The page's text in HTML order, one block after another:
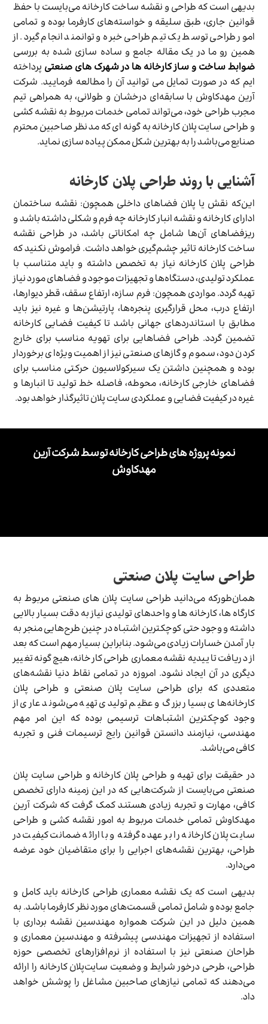
بدیهی است که طراحی و نقشه ساخت کارخانه می‌بایست با حفظ
قوانین جاری، طبق سلیقه و خواسته‌های کارفرما بوده و تمامی
امور طراحی توسط یک تیم طراحی خبره و توانمند انجام گیرد. از
همین رو ما در یک مقاله جامع و ساده سازی شده به بررسی
ضوابط ساخت و ساز کارخانه ها در شهرک های صنعتی پرداخته
ایم که در صورت تمایل می توانید آن را مطالعه فرمایید. شرکت
آرین مهدکاوش با سابقه‌ای درخشان و طولانی، به همراهی تیم
مجرب طراحی خود، می‌تواند تمامی خدمات مربوط به نقشه کشی
و طراحی سایت پلان کارخانه به گونه ای که مد نظر صاحبین محترم
صنایع می‌باشد را به بهترین شکل ممکن پیاده سازی نماید.
آشنایی با روند طراحی پلان کارخانه
این‌که نقش یا پلان فضاهای داخلی همچون: نقشه ساختمان
ادارای کارخانه و نقشه انبار کارخانه چه فرم و شکلی داشته باشد و
ریزفضاهای آن‌ها شامل چه امکاناتی باشد، در طراحی نقشه
ساخت کارخانه تاثیر چشم‌گیری خواهد داشت. فراموش نکنید که
طراحی پلان کارخانه نیاز به تخصص داشته و باید متناسب با
عملکرد تولیدی، دستگاه‌ها و تجهیزات موجود و فضاهای مورد نیاز
تهیه گردد. مواردی همچون: فرم سازه، ارتفاع سقف، قطر دیوارها،
ارتفاع درب، محل قرارگیری پنجره‌ها، پارتیشن‌ها و غیره نیز باید
مطابق با استاندردهای جهانی باشد تا کیفیت فضایی کارخانه
تضمین گردد. طراحی فضاهایی برای تهویه مناسب برای خارج
کردن دود، سموم و گازهای صنعتی نیز از اهمیت ویژه‌ای برخوردار
بوده و همچنین داشتن یک سیرکولاسیون حرکتی مناسب برای
فضاهای خارجی کارخانه، محوطه، فاصله خط تولید تا انبارها و
غیره در کیفیت فضایی و عملکردی سایت پلان تاثیرگذار خواهد بود.
نمونه پروژه های طراحی کارخانه توسط شرکت آرین
مهدکاوش
طراحی سایت پلان صنعتی
همان‌طورکه می‌دانید طراحی سایت پلان های صنعتی مربوط به
کارگاه ها، کارخانه ها و واحدهای تولیدی نیاز به دقت بسیار بالایی
داشته و وجود حتی کوچکترین اشتباه در چنین طرح‌هایی منجر به
بار آمدن خسارات زیادی می‌شود. بنابراین بسیار مهم است که بعد
از دریافت تاییدیه نقشه معماری طراحی کارخانه، هیچ‌گونه تغییر
دیگری در آن ایجاد نشود. امروزه در تمامی نقاط دنیا نقشه‌های
متعددی که برای طراحی سایت پلان صنعتی و طراحی پلان
کارخانه‌های بسیار بزرگ و عظیم تولیدی تهیه می‌شوند عاری از
وجود کوچکترین اشتباهات ترسیمی بوده که این امر مهم
مهندسی، نیازمند دانستن قوانین رایج ترسیمات فنی و تجربه
کافی می‌باشد.
در حقیقت برای تهیه و طراحی پلان کارخانه و طراحی سایت پلان
صنعتی می‌بایست از شرکت‌هایی که در این زمینه دارای تخصص
کافی، مهارت و تجربه زیادی هستند کمک گرفت که شرکت آرین
مهدکاوش تمامی خدمات مربوط به امور نقشه کشی و طراحی
سایت پلان کارخانه را بر عهده گرفته و با ارائه ضمانت کیفیت در
طراحی، بهترین نقشه‌های اجرایی را برای متقاضیان خود عرضه
می‌دارد.
بدیهی است که یک نقشه معماری طراحی کارخانه باید کامل و
جامع بوده و شامل تمامی قسمت‌های مورد نظر کارفرما باشد. به
همین دلیل در این شرکت همواره مهندسین نقشه برداری با
استفاده از تجهیزات مهندسی پیشرفته و مهندسین معماری و
طراحان صنعتی نیز با استفاده از نرم‌‍‌افزارهای تخصصی حوزه
طراحی، طرحی درخور شرایط و وضعیت سایت‌پلان کارخانه را ارائه
می‌دهند که تمامی نیازهای صاحبین مشاغل را پوشش خواهد
داد.